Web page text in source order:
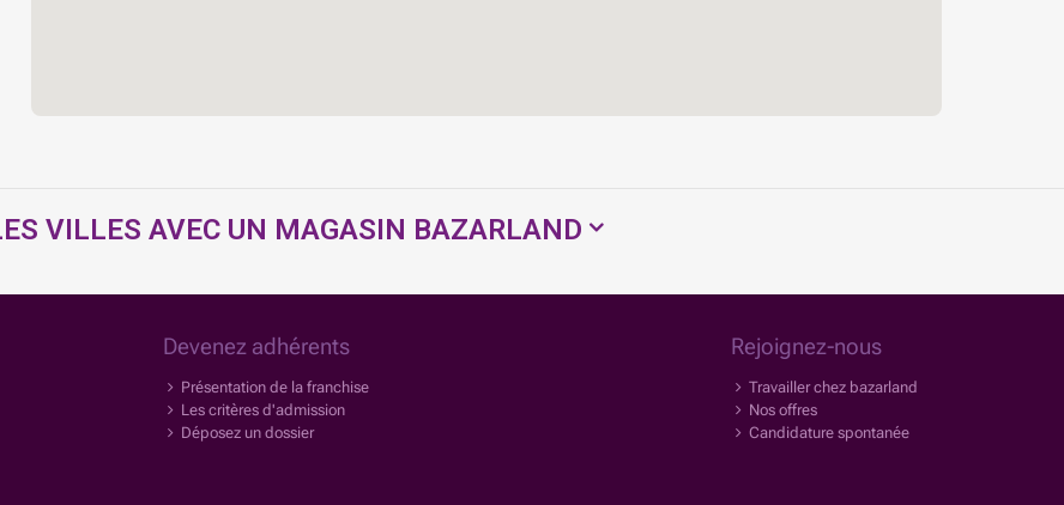
VILLES AVEC UN MAGASIN BAZARLAND
Devenez adhérents
Présentation de la franchise
Les critères d'admission
Déposez un dossier
Rejoignez-nous
Travailler chez bazarland
Nos offres
Candidature spontanée